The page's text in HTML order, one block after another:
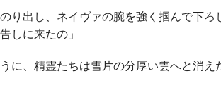
り出し、ネイヴァの腕を強く掴んで下
しに来たの」
に、精霊たちは雪片の分厚い雲へと消